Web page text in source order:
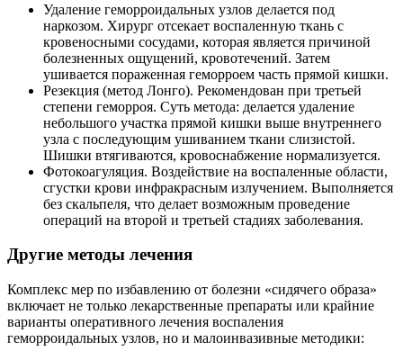
Удаление геморроидальных узлов делается под
наркозом. Хирург отсекает воспаленную ткань с
кровеносными сосудами, которая является причиной
болезненных ощущений, кровотечений. Затем
ушивается пораженная геморроем часть прямой кишки.
Резекция (метод Лонго). Рекомендован при третьей
степени геморроя. Суть метода: делается удаление
небольшого участка прямой кишки выше внутреннего
узла с последующим ушиванием ткани слизистой.
Шишки втягиваются, кровоснабжение нормализуется.
Фотокоагуляция. Воздействие на воспаленные области,
сгустки крови инфракрасным излучением. Выполняется
без скальпеля, что делает возможным проведение
операций на второй и третьей стадиях заболевания.
Другие методы лечения
Комплекс мер по избавлению от болезни «сидячего образа»
включает не только лекарственные препараты или крайние
варианты оперативного лечения воспаления
геморроидальных узлов, но и малоинвазивные методики: